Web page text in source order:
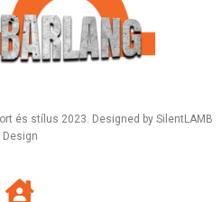
és stílus 2023. Designed by SilentLAMB
Design